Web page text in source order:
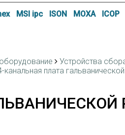
MSI ipc ISON MOXA ICOP
Устройства
канальная плата